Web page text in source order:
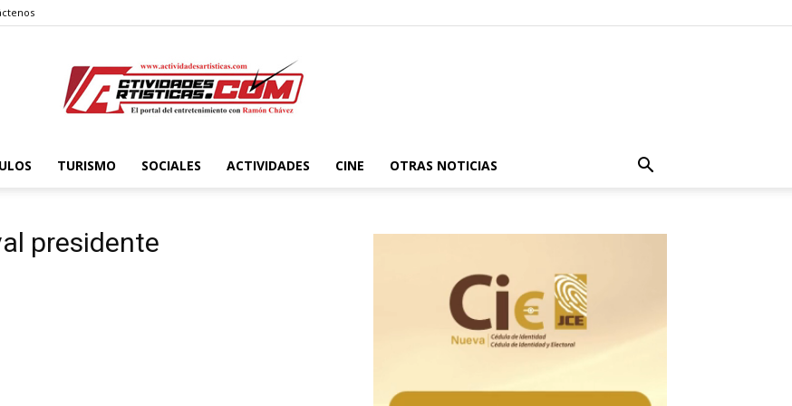
Actividadesartisticas.com
TURISMO SOCIALES ACTIVIDADES CINE OTRAS NOTICIAS
presidente